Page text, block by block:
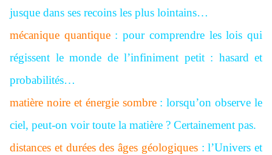
jusque dans ses recoins les plus lointains…
mécanique quantique: pour comprendre les lois qui
régissent le monde de l’infiniment petit : hasard et
probabilités…
matière noire et énergie sombre: lorsqu’on observe le
ciel, peut-on voir toute la matière ? Certainement pas.
distances et durées des âges géologiques: l’Univers et